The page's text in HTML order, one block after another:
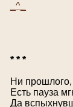
_^_
* * *
Ни прошлого,
Есть пауза
Да